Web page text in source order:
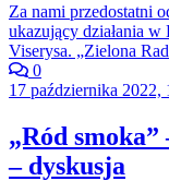
Za nami przedostatni
ukazujący działania
Viserysa. „Zielona
0
17 października 2022,
„Ród
– dyskusja